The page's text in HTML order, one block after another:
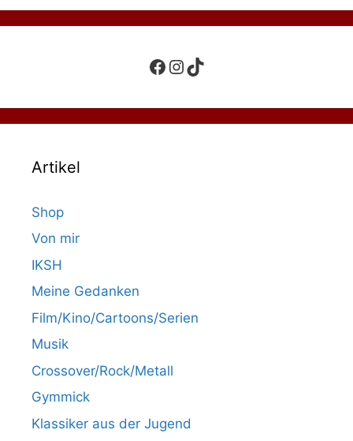
Facebook
Instagram
TikTok
Artikel
Shop
Von mir
IKSH
Meine Gedanken
Film/Kino/Cartoons/Serien
Musik
Crossover/Rock/Metall
Gymmick
Klassiker aus der Jugend